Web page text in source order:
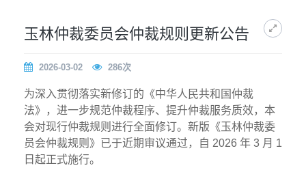
玉林仲裁委员会仲裁规则更新公告
2026-03-02 286次
为深入贯彻落实新修订的《中华人民共和国仲裁
法》，进一步规范仲裁程序、提升仲裁服务质效，本
会对现行仲裁规则进行全面修订。新版《玉林仲裁委
员会仲裁规则》已于近期审议通过，自 2026 年 3 月 1
日起正式施行。